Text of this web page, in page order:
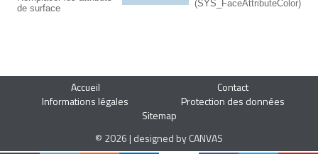
de surface
(SYS_FaceAttributeColor)
Accueil
Contact
Informations légales
Protection des données
Sitemap
© 2026 | designed by CANVAS